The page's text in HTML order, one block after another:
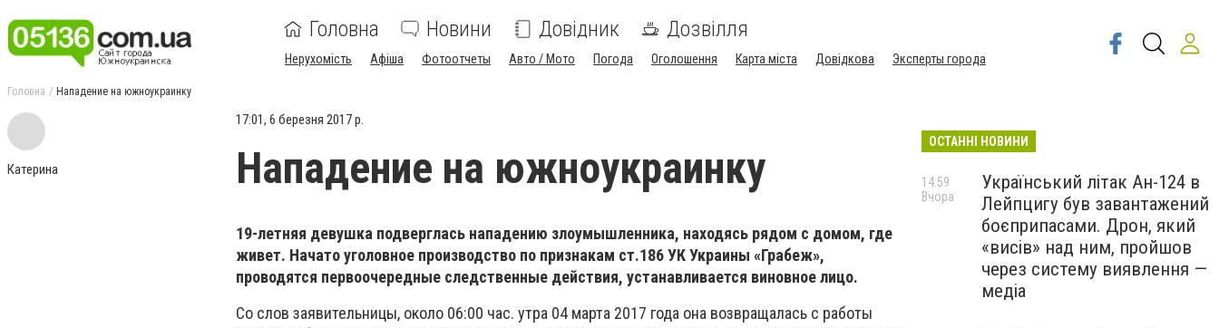
Головна Новини Довідник Дозвілля
Нерухомість Афіша Фотоотчеты Авто / Мото Погода Оголошення Карта міста Довідкова Эксперты города
Головна Нападение на южноукраинку
Катерина
17:01, 6 березня 2017 р.
Нападение на южноукраинку
19-летняя девушка подверглась нападению злоумышленника, находясь рядом с домом, где
живет. Начато уголовное производство по признакам ст.186 УК Украины «Грабеж»,
проводятся первоочередные следственные действия, устанавливается виновное лицо.
Со слов заявительницы, около 06:00 час. утра 04 марта 2017 года она возвращалась с работы
ОСТАННІ НОВИНИ
Український літак Ан-124 в
Лейпцигу був завантажений
боєприпасами. Дрон, який
«висів» над ним, пройшов
через систему виявлення —
медіа
14:59
Вчора